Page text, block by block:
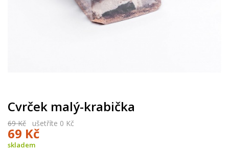
Cvrček malý-krabička
69 Kč ušetříte 0 Kč
69 Kč
skladem